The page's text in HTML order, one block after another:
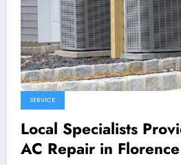
SERVICE
Local Specialists
AC Repair in Florence